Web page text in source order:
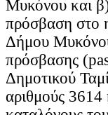
Μυκόνου και
πρόσβαση στο
Δήμου
πρόσβασης
Δημοτικού
αριθμούς 3614